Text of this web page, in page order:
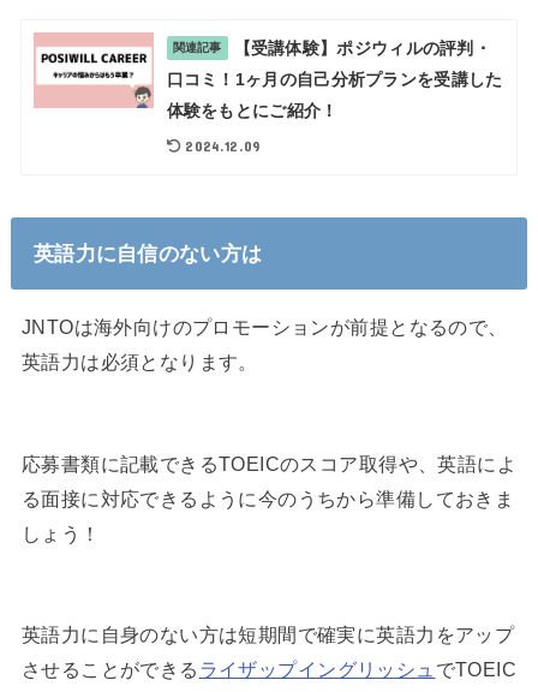
関連記事
【受講体験】ポジウィルの評判・
口コミ！1ヶ月の自己分析プランを受講した
体験をもとにご紹介！
2024.12.09
英語力に自信のない方は
JNTOは海外向けのプロモーションが前提となるので、
英語力は必須となります。
応募書類に記載できるTOEICのスコア取得や、英語によ
る面接に対応できるように今のうちから準備しておきま
しょう！
英語力に自身のない方は短期間で確実に英語力をアップ
させることができる ライザップイングリッシュ でTOEIC